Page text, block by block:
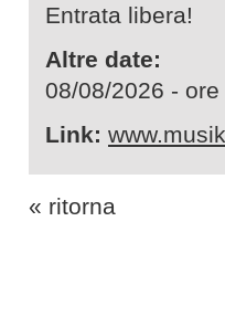
Entrata libera!
Altre date:
08/08/2026 - ore
Link:
« ritorna